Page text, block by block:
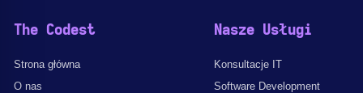
The Codest
Strona główna
O nas
Nasze Usługi
Konsultacje IT
Software Development